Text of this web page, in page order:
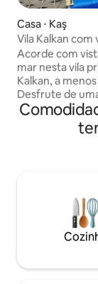
Casa ⋅ Kaş
Vila Kalkan com
de borda
Acorde com
mar nesta vila
Kalkan, a
Desfrute de
infinita isolada
banhos de sol,
qualidade,
louça, máquina
bilhar de 2,13
banheiro
principal king